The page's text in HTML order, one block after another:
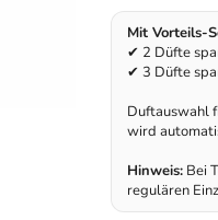
Mit Vorteils-
✔ 2 Düfte
✔ 3 Düfte
Duftauswahl
wird
Hinweis: Bei
regulären